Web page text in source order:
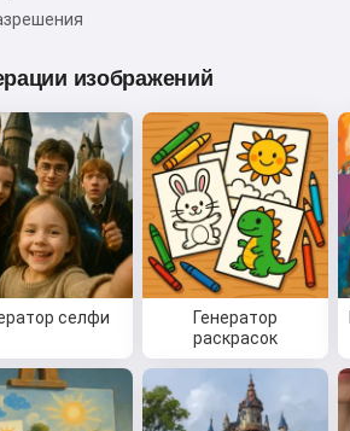
изображений
селфи
Генератор
раскрасок
использовать сервис, вы принимаете:
Условия использования,Политика
Политика возврата